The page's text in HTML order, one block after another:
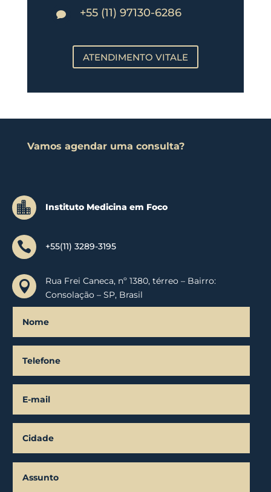
 +55 (11) 97130-6286
ATENDIMENTO VITALE
Vamos agendar uma consulta?
 Instituto Medicina em Foco
 +55(11) 3289-3195

Rua Frei Caneca, nº 1380, térreo – Bairro:
Consolação – SP, Brasil